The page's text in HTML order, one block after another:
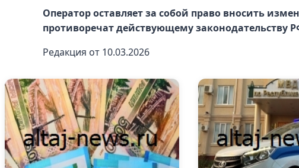
Оператор оставляет за собой право вносить
противоречат действующему законодательству
Редакция от 10.03.2026